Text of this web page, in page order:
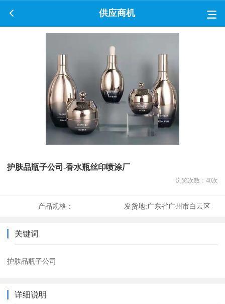
供应商机
护肤品瓶子公司-香水瓶丝印喷涂厂
浏览次数： 40次
产品规格： 发货地:广东省广州市白云区
关键词
护肤品瓶子公司
详细说明